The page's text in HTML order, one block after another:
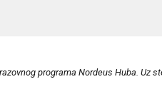
programa Nordeus Huba. Uz